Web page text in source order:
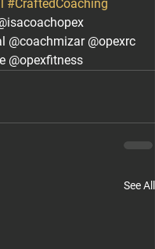
#CraftedCoaching
@coachmizar @opexrc
@opexfitness
See All